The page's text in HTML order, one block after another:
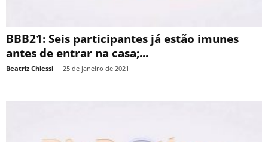
BBB21: Seis participantes já estão imunes
antes de entrar na casa;...
Beatriz Chiessi - 25 de janeiro de 2021